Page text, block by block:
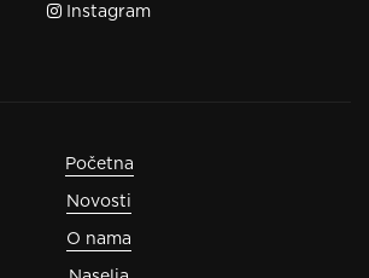
Instagram
Početna
Novosti
O nama